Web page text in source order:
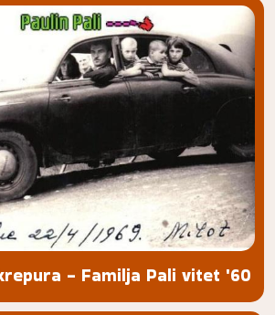
- Familja Pali vitet '60